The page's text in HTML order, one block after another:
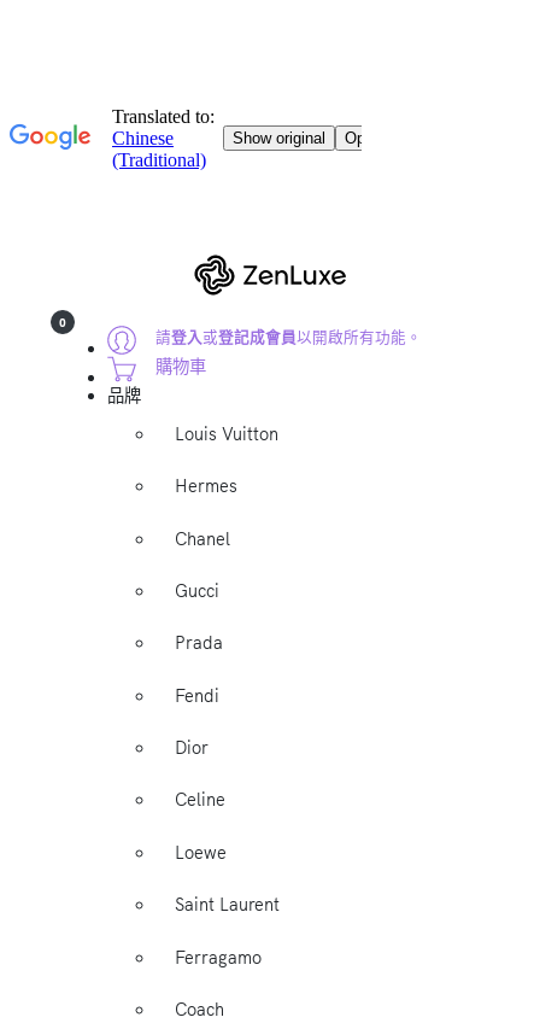
請登入或登記成會員以開啟所有功能。
0
購物車
品牌
Louis Vuitton
Hermes
Chanel
Gucci
Prada
Fendi
Dior
Celine
Loewe
Saint Laurent
Ferragamo
Coach